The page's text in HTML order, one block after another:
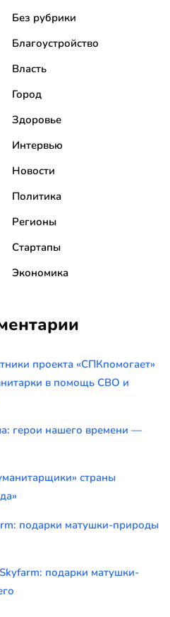
Без рубрики
Благоустройство
Власть
Город
Здоровье
Интервью
Новости
Политика
Регионы
Стартапы
Экономика
проекта «СПКпомогает»
в помощь СВО и
герои нашего времени —
страны
подарки матушки-природы
подарки матушки-